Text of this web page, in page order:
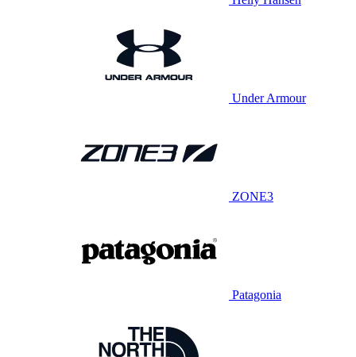
Under Armour
ZONE3
Patagonia